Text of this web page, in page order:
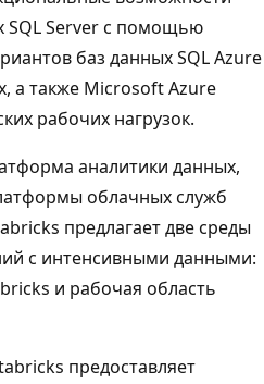
SQL Server с помощью
баз данных SQL Azure
а также Microsoft Azure
рабочих нагрузок.
аналитики данных,
облачных служб
предлагает две среды
с интенсивными данными:
и рабочая область
предоставляет